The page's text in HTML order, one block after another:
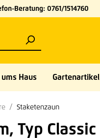
Beratung: 0761/1514760
ums Haus Gartenartikel
Staketenzaun
Typ Classic